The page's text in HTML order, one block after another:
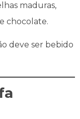
maduras,
chocolate.
deve ser bebido